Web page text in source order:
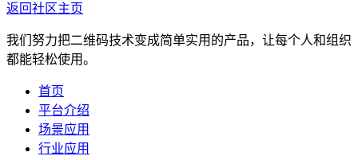
返回社区主页
我们努力把二维码技术变成简单实用的产品，让每个人和组织
都能轻松使用。
首页
平台介绍
场景应用
行业应用